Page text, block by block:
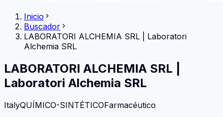
Inicio
Buscador
LABORATORI ALCHEMIA SRL
Laboratori
Alchemia SRL
LABORATORI ALCHEMIA SRL
Laboratori Alchemia SRL
ItalyQUÍMICO-SINTÉTICOFarmacéutico